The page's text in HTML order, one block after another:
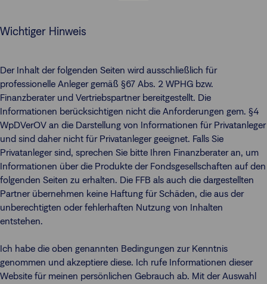
Wichtiger Hinweis
Der Inhalt der folgenden Seiten wird ausschließlich für
professionelle Anleger gemäß §67 Abs. 2 WPHG bzw.
Finanzberater und Vertriebspartner bereitgestellt. Die
Informationen berücksichtigen nicht die Anforderungen gem. §4
WpDVerOV an die Darstellung von Informationen für Privatanleger
und sind daher nicht für Privatanleger geeignet. Falls Sie
Privatanleger sind, sprechen Sie bitte Ihren Finanzberater an, um
Informationen über die Produkte der Fondsgesellschaften auf den
folgenden Seiten zu erhalten. Die FFB als auch die dargestellten
Partner übernehmen keine Haftung für Schäden, die aus der
unberechtigten oder fehlerhaften Nutzung von Inhalten
entstehen.
Ich habe die oben genannten Bedingungen zur Kenntnis
genommen und akzeptiere diese. Ich rufe Informationen dieser
Website für meinen persönlichen Gebrauch ab. Mit der Auswahl